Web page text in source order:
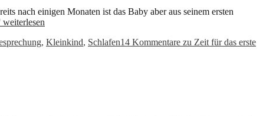
nach einigen Monaten ist das Baby aber aus seinem ersten
weiterlesen
, Kleinkind, Schlafen14 Kommentare zu Zeit für das erste